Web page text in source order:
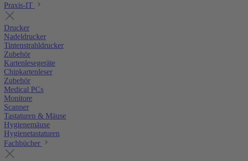
Praxis-IT
Drucker
Nadeldrucker
Tintenstrahldrucker
Zubehör
Kartenlesegeräte
Chipkartenleser
Zubehör
Medical PCs
Monitore
Scanner
Tastaturen & Mäuse
Hygienemäuse
Hygienetastaturen
Fachbücher